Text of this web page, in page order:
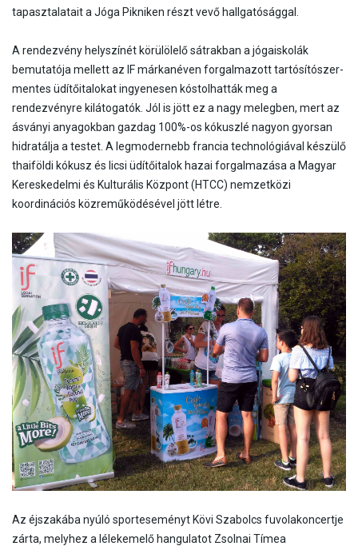
tapasztalatait a Jóga Pikniken részt vevő hallgatósággal.
A rendezvény helyszínét körülölelő sátrakban a jógaiskolák
bemutatója mellett az IF márkanéven forgalmazott tartósítószer-
mentes üdítőitalokat ingyenesen kóstolhatták meg a
rendezvényre kilátogatók. Jól is jött ez a nagy melegben, mert az
ásványi anyagokban gazdag 100%-os kókuszlé nagyon gyorsan
hidratálja a testet. A legmodernebb francia technológiával készülő
thaiföldi kókusz és licsi üdítőitalok hazai forgalmazása a Magyar
Kereskedelmi és Kulturális Központ (HTCC) nemzetközi
koordinációs közreműködésével jött létre.
Az éjszakába nyúló sporteseményt Kövi Szabolcs fuvolakoncertje
zárta, melyhez a lélekemelő hangulatot Zsolnai Tímea